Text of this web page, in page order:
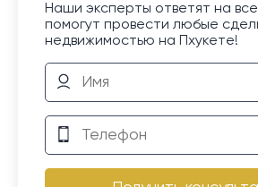
Наши эксперты ответят на
помогут провести любые
недвижимостью на Пхукете!